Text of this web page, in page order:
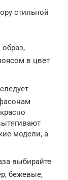
стильной
в цвет
модели, а
выбирайте
бежевые,